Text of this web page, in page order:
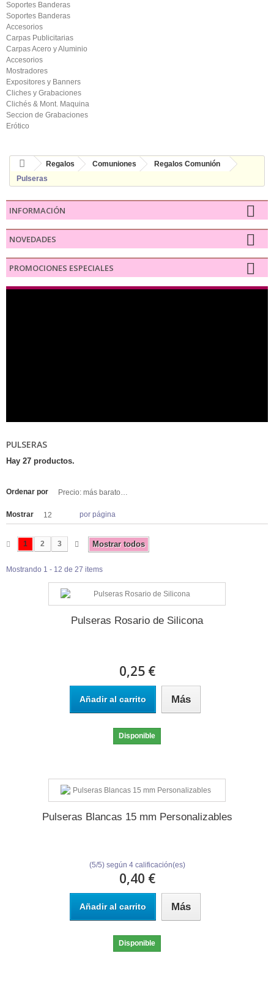
Soportes Banderas
Soportes Banderas
Accesorios
Carpas Publicitarias
Carpas Acero y Aluminio
Accesorios
Mostradores
Expositores y Banners
Cliches y Grabaciones
Clichés & Mont. Maquina
Seccion de Grabaciones
Erótico
Regalos Comuniones
Regalos Comunión
Pulseras
INFORMACIÓN
NOVEDADES
PROMOCIONES ESPECIALES
PULSERAS
Hay 27 productos.
Ordenar por Precio: más baratos primero
Mostrar 12 por página
Mostrar todos
1 2 3
Mostrando 1 - 12 de 27 items
Pulseras Rosario de Silicona
0,25 €
Añadir al carrito Más
Disponible
Pulseras Blancas 15 mm Personalizables
(5/5) según 4calificación(es)
0,40 €
Añadir al carrito Más
Disponible